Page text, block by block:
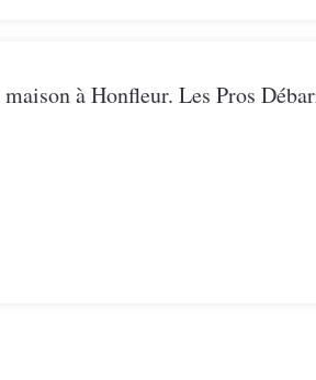
à Honfleur. Les Pros